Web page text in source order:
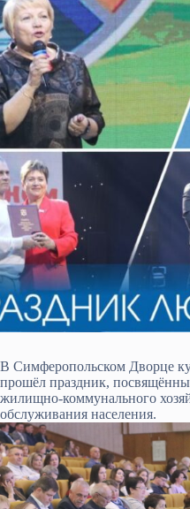
В Симферопольском Дворце
прошёл праздник,
жилищно-коммунального
обслуживания населения.